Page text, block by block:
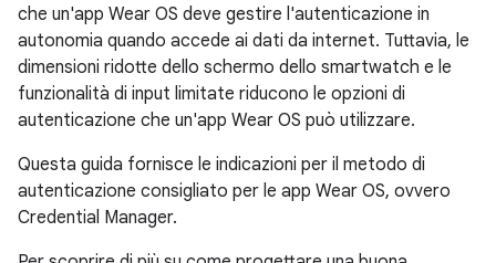
che un'app Wear OS deve gestire l'autenticazione in
autonomia quando accede ai dati da internet. Tuttavia, le
dimensioni ridotte dello schermo dello smartwatch e le
funzionalità di input limitate riducono le opzioni di
autenticazione che un'app Wear OS può utilizzare.
Questa guida fornisce le indicazioni per il metodo di
autenticazione consigliato per le app Wear OS, ovvero
Credential Manager.